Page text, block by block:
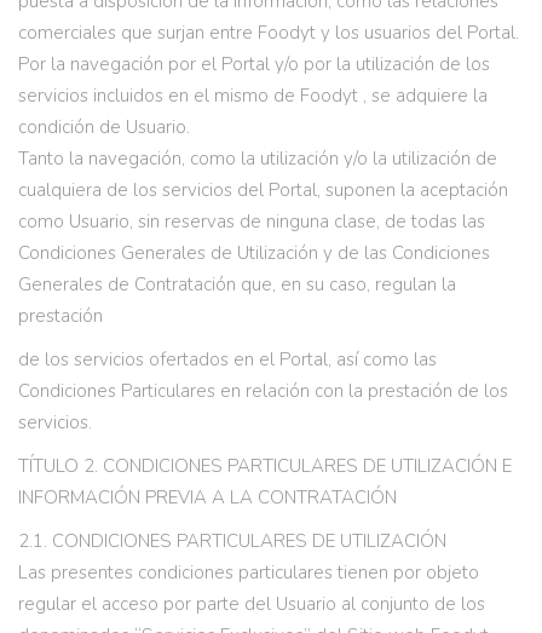
comerciales que surjan entre Foodyt y los usuarios del Portal.
Por la navegación por el Portal y/o por la utilización de los
servicios incluidos en el mismo de Foodyt , se adquiere la
condición de Usuario.
Tanto la navegación, como la utilización y/o la utilización de
cualquiera de los servicios del Portal, suponen la aceptación
como Usuario, sin reservas de ninguna clase, de todas las
Condiciones Generales de Utilización y de las Condiciones
Generales de Contratación que, en su caso, regulan la
prestación
de los servicios ofertados en el Portal, así como las
Condiciones Particulares en relación con la prestación de los
servicios.
TÍTULO 2. CONDICIONES PARTICULARES DE UTILIZACIÓN E
INFORMACIÓN PREVIA A LA CONTRATACIÓN
2.1. CONDICIONES PARTICULARES DE UTILIZACIÓN
Las presentes condiciones particulares tienen por objeto
regular el acceso por parte del Usuario al conjunto de los